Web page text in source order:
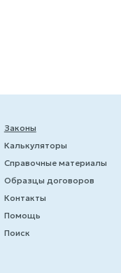
Законы
Калькуляторы
Справочные материалы
Образцы договоров
Контакты
Помощь
Поиск